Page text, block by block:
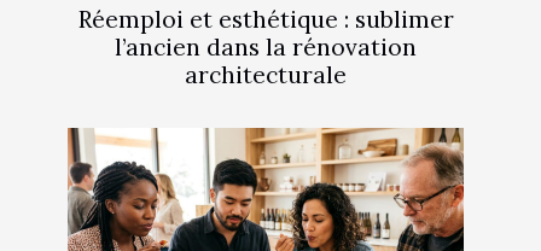
Réemploi et esthétique : sublimer
l’ancien dans la rénovation
architecturale